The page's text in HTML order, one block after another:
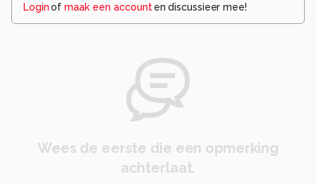
Loginof maak een account en discussieer mee!
Wees de eerste die een opmerking
achterlaat.